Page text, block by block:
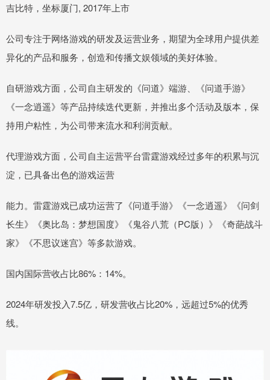
吉比特，坐标厦门, 2017年上市
公司专注于网络游戏的研发及运营业务，期望为全球用户提供差
异化的产品和服务，创造和传播文娱领域的美好体验。
自研游戏方面，公司自主研发的《问道》端游、《问道手游》
《一念逍遥》等产品持续迭代更新，并推出多个活动及版本，保
持用户粘性，为公司带来流水和利润贡献。
代理游戏方面，公司自主运营平台雷霆游戏经过多年的积累与沉
淀，已具备出色的游戏运营
能力。雷霆游戏已成功运营了《问道手游》《一念逍遥》《问剑
长生》《奥比岛：梦想国度》《鬼谷八荒（PC版）》《奇葩战斗
家》《不思议迷宫》等多款游戏。
国内国际营收占比86%：14%。
2024年研发投入7.5亿，研发营收占比20%，远超过5%的优秀
线。